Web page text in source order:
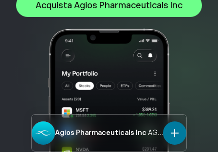
Acquista Agios Pharmaceuticals Inc
Agios Pharmaceuticals Inc AGIO